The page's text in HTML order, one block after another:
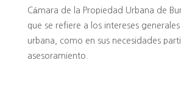
Cámara de la Propiedad Urbana de
que se refiere a los intereses
urbana, como en sus necesidades
asesoramiento.